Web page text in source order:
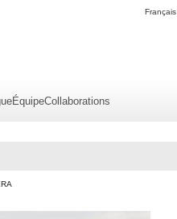
Français
ÉquipeCollaborations